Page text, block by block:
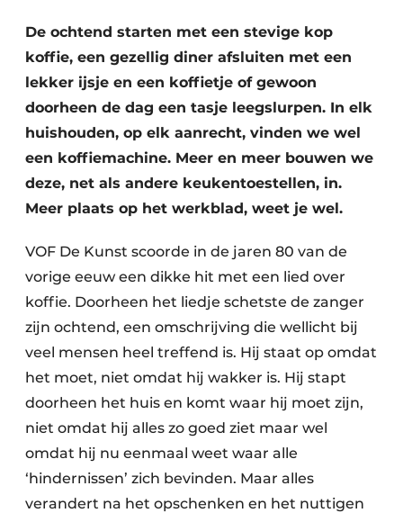
Vacature aanmelden
Vacatures
Video’s
Werkbladen
Meubelbeslag & Kastindeling
De ochtend starten met een stevige kop
koffie, een gezellig diner afsluiten met een
lekker ijsje en een koffietje of gewoon
doorheen de dag een tasje leegslurpen. In elk
huishouden, op elk aanrecht, vinden we wel
een koffiemachine. Meer en meer bouwen we
deze, net als andere keukentoestellen, in.
Meer plaats op het werkblad, weet je wel.
VOF De Kunst scoorde in de jaren 80 van de
vorige eeuw een dikke hit met een lied over
koffie. Doorheen het liedje schetste de zanger
zijn ochtend, een omschrijving die wellicht bij
veel mensen heel treffend is. Hij staat op omdat
het moet, niet omdat hij wakker is. Hij stapt
doorheen het huis en komt waar hij moet zijn,
niet omdat hij alles zo goed ziet maar wel
omdat hij nu eenmaal weet waar alle
‘hindernissen’ zich bevinden. Maar alles
verandert na het opschenken en het nuttigen